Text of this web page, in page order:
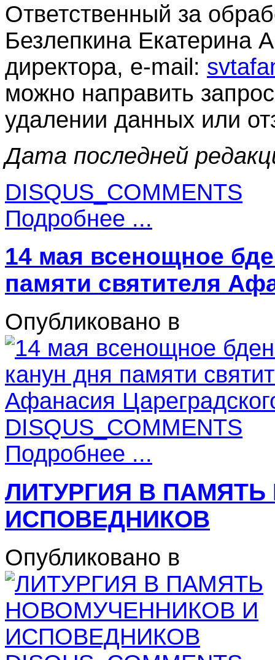
Ответственный за
Безлепкина Екатерина
директора, e‑mail:
можно направить
удалении данных или
Дата последней
DISQUS_COMMENTS
Подробнее ...
14 мая всенощное
памяти святителя
Опубликовано в
DISQUS_COMMENTS
Подробнее ...
ЛИТУРГИЯ В
ИСПОВЕДНИКОВ
Опубликовано в